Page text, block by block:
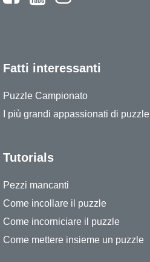
Fatti interessanti
Puzzle Campionato
I più grandi appassionati di puzzle
Tutorials
Pezzi mancanti
Come incollare il puzzle
Come incorniciare il puzzle
Come mettere insieme un puzzle